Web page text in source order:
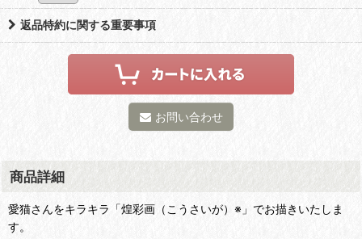
返品特約に関する重要事項
お問い合わせ
商品詳細
愛猫さんをキラキラ「煌彩画（こうさいが）※」でお描きいたしま
す。